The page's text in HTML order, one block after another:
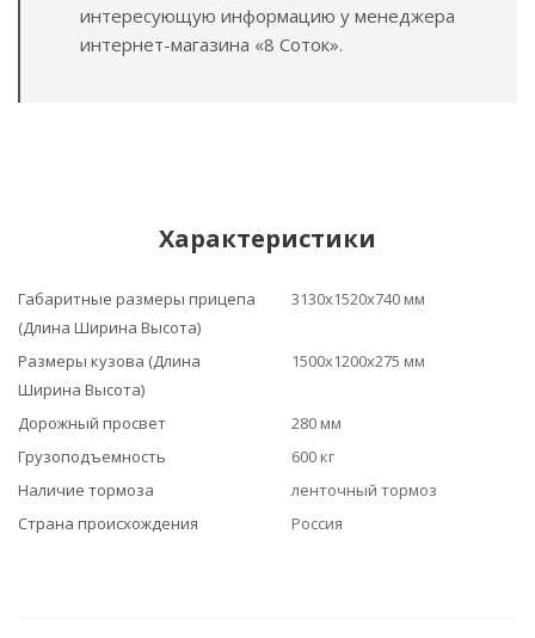
интересующую информацию у менеджера
интернет-магазина «8 Соток».
Характеристики
Габаритные размеры прицепа
(Длина Ширина Высота)
3130х1520х740 мм
Размеры кузова (Длина
Ширина Высота)
1500х1200х275 мм
Дорожный просвет
280 мм
Грузоподъемность
600 кг
Наличие тормоза
ленточный тормоз
Страна происхождения
Россия